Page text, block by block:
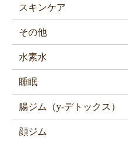
スキンケア
その他
水素水
睡眠
腸ジム（y-デトックス）
顔ジム